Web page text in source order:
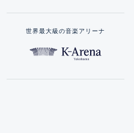
世界最大級の音楽アリーナ